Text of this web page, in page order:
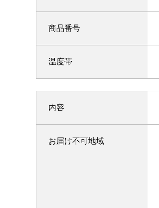
商品番号
温度帯
内容
お届け不可地域